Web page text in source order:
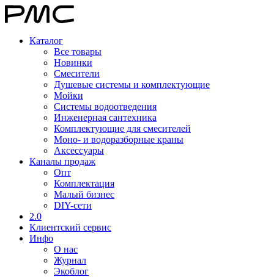
Каталог
Все товары
Новинки
Смесители
Душевые системы и комплектующие
Мойки
Системы водоотведения
Инженерная сантехника
Комплектующие для смесителей
Моно- и водоразборные краны
Аксессуары
Каналы продаж
Опт
Комплектация
Малый бизнес
DIY-сети
2.0
Клиентский сервис
Инфо
О нас
Журнал
Экоблог